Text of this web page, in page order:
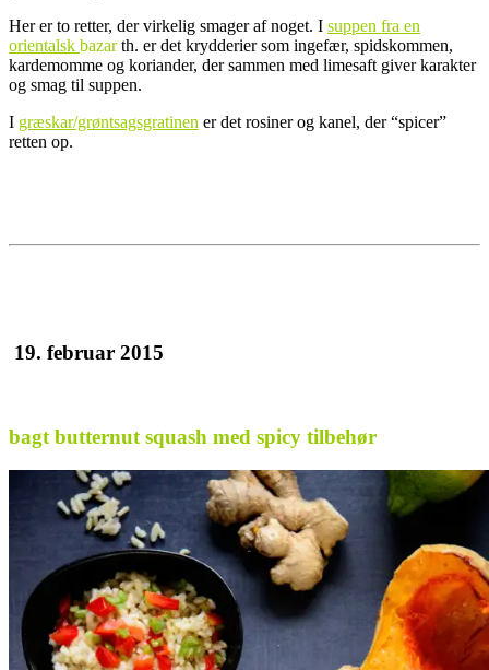
Her er to retter, der virkelig smager af noget. I suppen fra en
orientalsk bazarth. er det krydderier som ingefær, spidskommen,
kardemomme og koriander, der sammen med limesaft giver karakter
og smag til suppen.
I græskar/grøntsagsgratinen er det rosiner og kanel, der “spicer”
retten op.
19. februar 2015
bagt butternut squash med spicy tilbehør